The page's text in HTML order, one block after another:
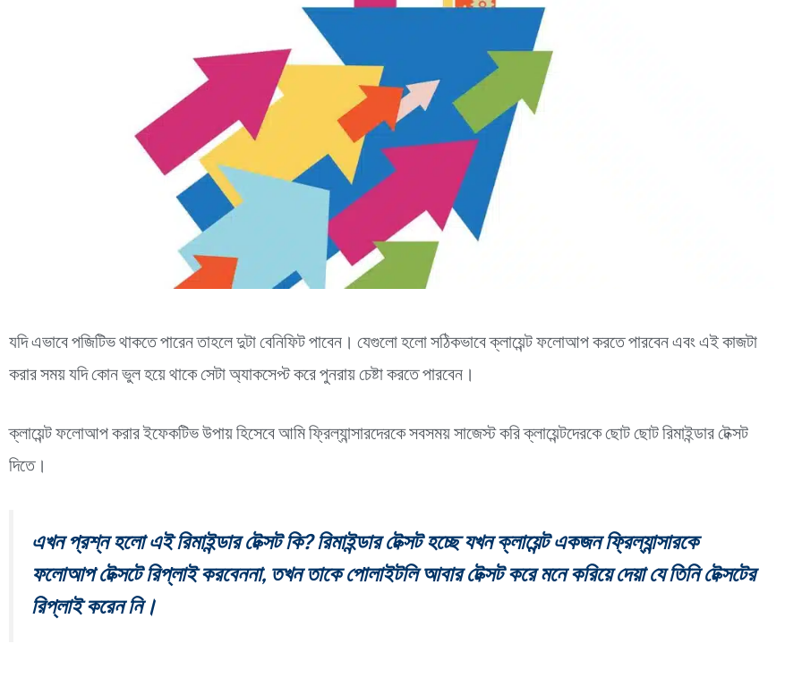
যদি এভাবে পজিটিভ থাকতে পারেন তাহলে দুটা বেনিফিট পাবেন। যেগুলো হলো সঠিকভাবে ক্লায়েন্ট ফলোআপ করতে পারবেন এবং এই কাজটা
করার সময় যদি কোন ভুল হয়ে থাকে সেটা অ্যাকসেপ্ট করে পুনরায় চেষ্টা করতে পারবেন।
ক্লায়েন্ট ফলোআপ করার ইফেকটিভ উপায় হিসেবে আমি ফ্রিল্যান্সারদেরকে সবসময় সাজেস্ট করি ক্লায়েন্টদেরকে ছোট ছোট রিমাইন্ডার টেক্সট
দিতে।
এখন প্রশ্ন হলো এই রিমাইন্ডার টেক্সট কি? রিমাইন্ডার টেক্সট হচ্ছে যখন ক্লায়েন্ট একজন ফ্রিল্যান্সারকে
ফলোআপ টেক্সটে রিপ্লাই করবেননা, তখন তাকে পোলাইটলি আবার টেক্সট করে মনে করিয়ে দেয়া যে তিনি টেক্সটের
রিপ্লাই করেন নি।